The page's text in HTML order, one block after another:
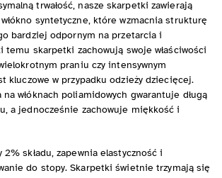
trwałość, nasze skarpetki zawierają
syntetyczne, które wzmacnia strukturę
bardziej odpornym na przetarcia i
temu skarpetki zachowują swoje właściwości
praniu czy intensywnym
kluczowe w przypadku odzieży dziecięcej.
włóknach poliamidowych gwarantuje długą
a jednocześnie zachowuje miękkość i
2% składu, zapewnia elastyczność i
do stopy. Skarpetki świetnie trzymają się